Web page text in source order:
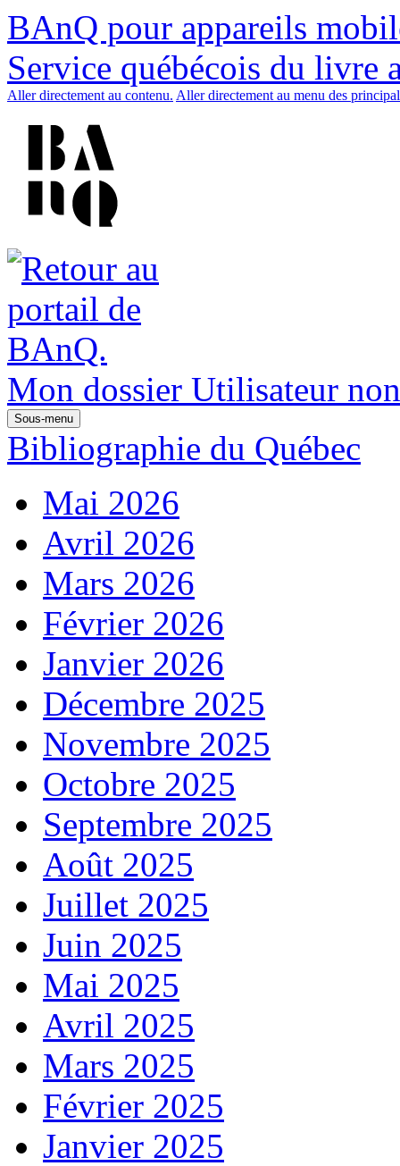
BAnQ pour appareils
Service québécois du livre
Aller directement au contenu. Aller directement au menu des
Mon dossier Utilisateur
Sous-menu
Bibliographie du Québec
Mai 2026
Avril 2026
Mars 2026
Février 2026
Janvier 2026
Décembre 2025
Novembre 2025
Octobre 2025
Septembre 2025
Août 2025
Juillet 2025
Juin 2025
Mai 2025
Avril 2025
Mars 2025
Février 2025
Janvier 2025